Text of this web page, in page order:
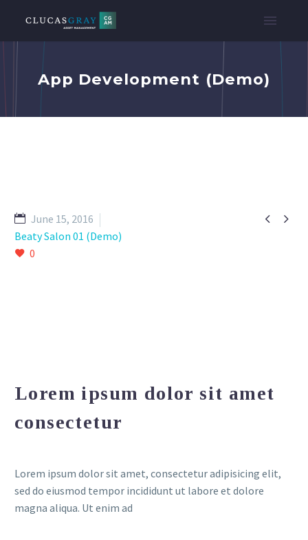
App Development (Demo)
 
June 15, 2016
Beaty Salon 01 (Demo)
0
Lorem ipsum dolor sit amet
consectetur
Lorem ipsum dolor sit amet, consectetur adipisicing elit,
sed do eiusmod tempor incididunt ut labore et dolore
magna aliqua. Ut enim ad